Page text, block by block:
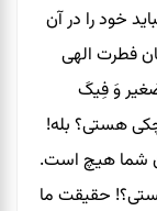
خود را در آن
فطرت الهی
وَ فِیکَ
هستی؟ بله!
شما هیچ است.
حقیقت ما